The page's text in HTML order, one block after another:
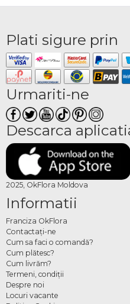
Plati sigure prin
Urmariti-ne
Descarca
2025, OkFlora Moldova
Informatii
Franciza OkFlora
Contactaţi-ne
Cum sa faci o comandă?
Cum plătesc?
Cum livrăm?
Termeni, condiţii
Despre noi
Locuri vacante